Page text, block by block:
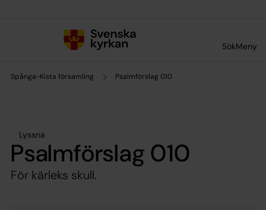
SökMeny
Spånga-Kista församling Psalmförslag 010
Lyssna
Psalmförslag 010
För kärleks skull.